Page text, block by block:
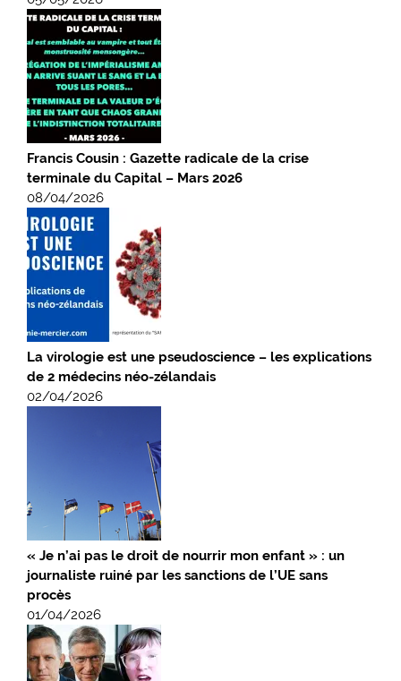
Francis Cousin : Gazette radicale de la crise
terminale du Capital – Mars 2026
08/04/2026
La virologie est une pseudoscience – les explications
de 2 médecins néo-zélandais
02/04/2026
« Je n’ai pas le droit de nourrir mon enfant » : un
journaliste ruiné par les sanctions de l’UE sans
procès
01/04/2026